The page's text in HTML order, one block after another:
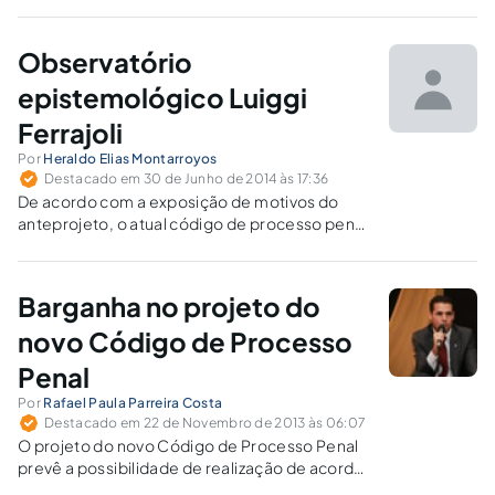
população sobre a medida prevista no Código
Observatório
epistemológico Luiggi
Ferrajoli
Por Heraldo Elias Montarroyos
Destacado em 30 de Junho de 2014 às 17:36
De acordo com a exposição de motivos do
anteprojeto, o atual código de processo penal
efetivadas a partir da “caridade ou bom
Constituição Federal de 1988,
diferentemente, a garantia dos direitos
fundamentais é uma obrigação incondicional
do Estado.
Barganha no projeto do
novo Código de Processo
Penal
Por Rafael Paula Parreira Costa
Destacado em 22 de Novembro de 2013 às 06:07
O projeto do novo Código de Processo Penal
prevê a possibilidade de realização de acordo